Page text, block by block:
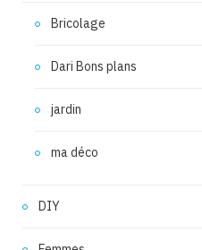
Bricolage
Dari Bons plans
jardin
ma déco
DIY